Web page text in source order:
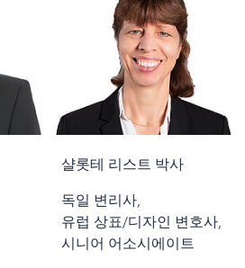
샬롯테 리스트 박사
독일 변리사,
유럽 상표/디자인 변호사,
시니어 어소시에이트